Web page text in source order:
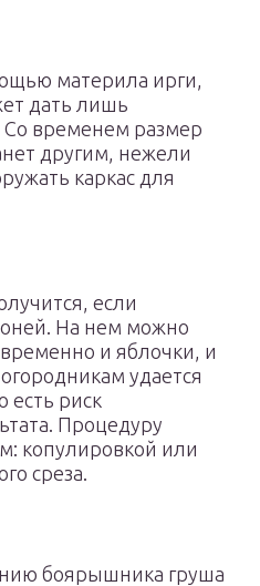
материла ирги,
дать лишь
Со временем размер
другим, нежели
каркас для
если
На нем можно
и яблочки, и
удается
есть риск
Процедуру
копулировкой или
среза.
боярышника груша